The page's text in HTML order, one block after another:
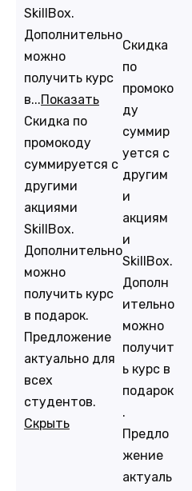
SkillBox.
Дополнительно
можно
получить курс
в...Показать
Скидка по
промокоду
суммируется с
другими
акциями
SkillBox.
Дополнительно
можно
получить курс
в подарок.
Предложение
актуально для
всех
студентов.
Скрыть
Скидка
по
промоко
ду
суммир
уется с
другим
и
акциям
и
SkillBox.
Дополн
ительно
можно
получит
ь курс в
подарок
.
Предло
жение
актуаль